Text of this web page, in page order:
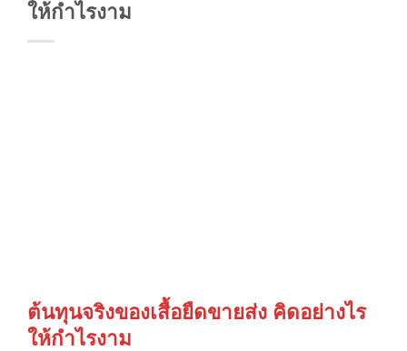
ให้กำไรงาม
ต้นทุนจริงของเสื้อยืดขายส่ง คิดอย่างไร
ให้กำไรงาม